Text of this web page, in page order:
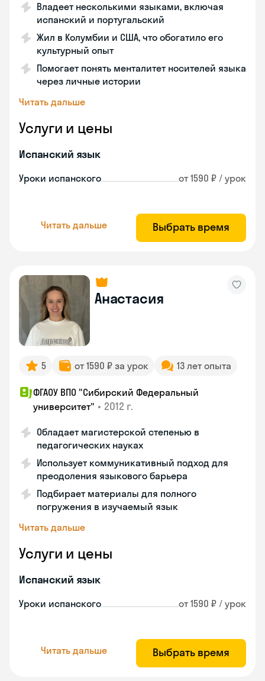
Владеет несколькими языками, включая
испанский и португальский
Жил в Колумбии и США, что обогатило его
культурный опыт
Помогает понять менталитет носителей языка
через личные истории
Читать дальше
Услуги и цены
Испанский язык
Уроки испанского от 1590 ₽ / урок
Читать дальше Выбрать время
Анастасия
5 от 1590 ₽ за урок 13 лет опыта
ФГАОУ ВПО "Сибирский Федеральный
университет" • 2012 г.
Обладает магистерской степенью в
педагогических науках
Использует коммуникативный подход для
преодоления языкового барьера
Подбирает материалы для полного
погружения в изучаемый язык
Читать дальше
Услуги и цены
Испанский язык
Уроки испанского от 1590 ₽ / урок
Читать дальше Выбрать время